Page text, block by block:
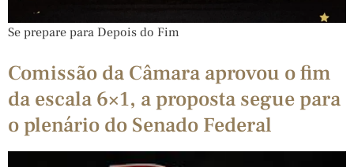
Se prepare para Depois do Fim
Comissão da Câmara aprovou o fim
da escala 6×1, a proposta segue para
o plenário do Senado Federal